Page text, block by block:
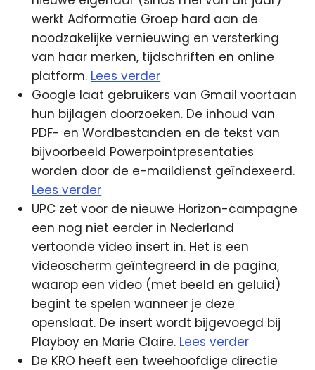
werkt Adformatie Groep hard aan de
noodzakelijke vernieuwing en versterking
van haar merken, tijdschriften en online
platform. Lees verder
Google laat gebruikers van Gmail voortaan
hun bijlagen doorzoeken. De inhoud van
PDF- en Wordbestanden en de tekst van
bijvoorbeeld Powerpointpresentaties
worden door de e-maildienst geïndexeerd.
Lees verder
UPC zet voor de nieuwe Horizon-campagne
een nog niet eerder in Nederland
vertoonde video insert in. Het is een
videoscherm geïntegreerd in de pagina,
waarop een video (met beeld en geluid)
begint te spelen wanneer je deze
openslaat. De insert wordt bijgevoegd bij
Playboy en Marie Claire. Lees verder
De KRO heeft een tweehoofdige directie